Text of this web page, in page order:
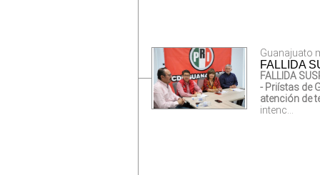
Guanajuato
FALLIDA
FALLIDA
- Priístas de
atención de
intenc...